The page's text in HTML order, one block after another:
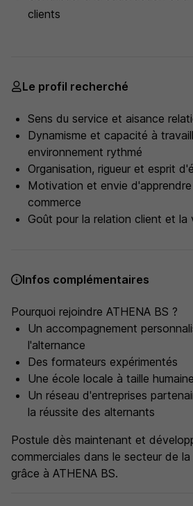
clients
Le profil recherché
Sens du service et aisance
Dynamisme et capacité à
environnement rythmé
Organisation, rigueur et esprit
Motivation et envie
commerce
Goût pour la relation client et la
Infos complémentaires
Pourquoi rejoindre ATHENA BS ?
Un accompagnement
l'alternance
Des formateurs expérimentés
Une école locale à taille humaine
Un réseau d'entreprises
la réussite des alternants
Postule dès maintenant et
commerciales dans le secteur de
grâce à ATHENA BS.